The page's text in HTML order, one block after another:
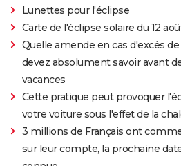
Lunettes pour l'éclipse
Carte de l'éclipse solaire du 12
Quelle amende en cas d'excès
devez absolument savoir avant
vacances
Cette pratique peut provoquer
votre voiture sous l'effet de la
3 millions de Français ont
sur leur compte, la prochaine